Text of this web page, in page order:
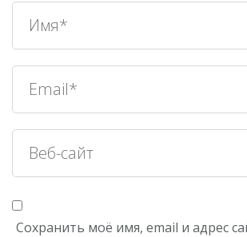
Сохранить моё имя, email и адрес